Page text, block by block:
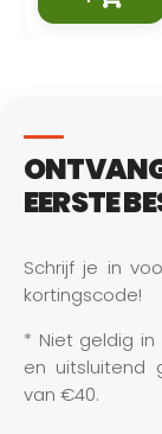
EERSTE
Schrijf je in
kortingscode!
* Niet geldig
en uitsluitend
van €40.